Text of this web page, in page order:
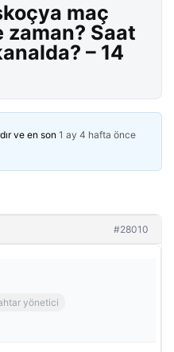
maç
zaman? Saat
– 14
ve en son 1 ay 4 hafta önce
#28010
yönetici